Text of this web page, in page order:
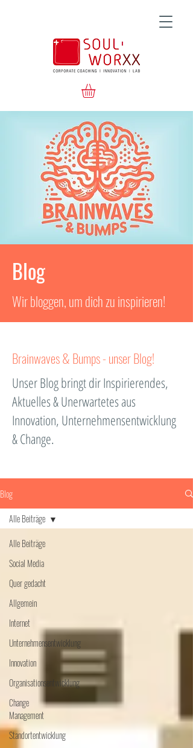
Blog
Wir bloggen, um dich zu inspirieren!
Brainwaves & Bumps - unser Blog!
Unser Blog bringt dir Inspirierendes,
Aktuelles & Unerwartetes aus
Innovation, Unternehmensentwicklung
& Change.
Blog
Alle Beiträge
Social Media
Quer gedacht
Allgemein
Internet
Unternehmensentwicklung
Innovation
Organisationsentwicklung
Change
Management
Standortentwicklung
Alle Beiträge